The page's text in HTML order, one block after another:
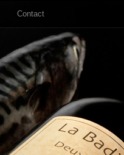
Contact